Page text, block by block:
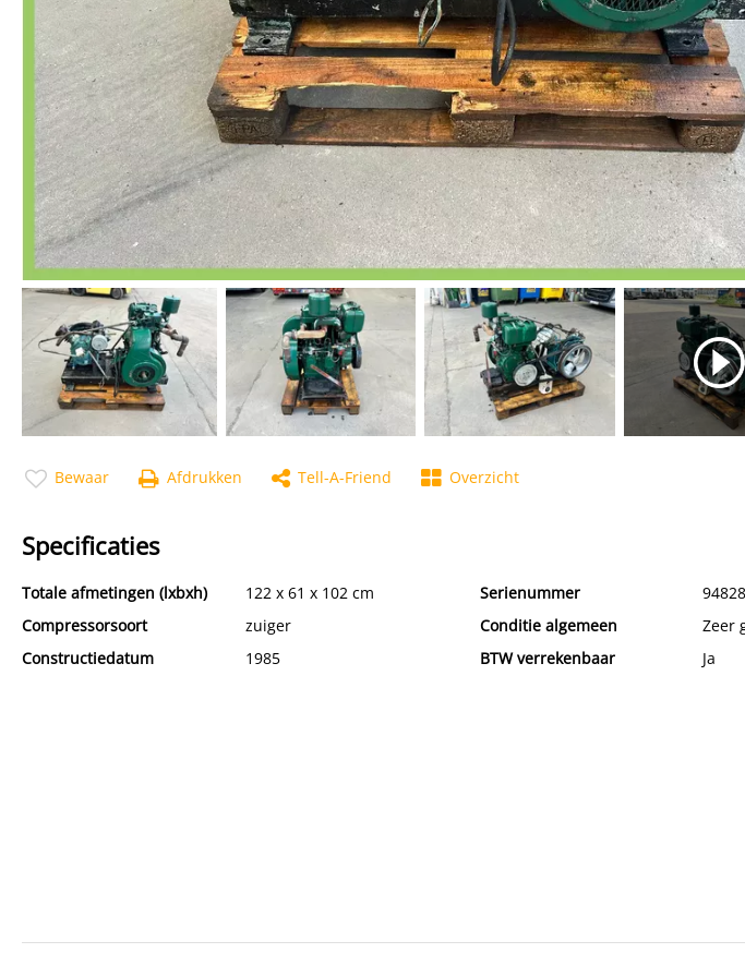
Bewaar Afdrukken Tell-A-Friend Overzicht
Specificaties
Totale afmetingen (lxbxh) 122 x 61 x 102 cm Serienummer
Compressorsoort
zuiger Conditie algemeen
Zeer
Constructiedatum
1985 BTW verrekenbaar Ja